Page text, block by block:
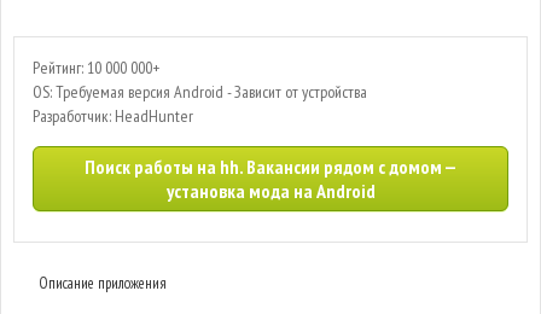
Рейтинг: 10 000 000+
OS: Требуемая версия Android - Зависит от устройства
Разработчик: HeadHunter
Поиск работы на hh. Вакансии рядом с домом —
установка мода на Android
Описание приложения